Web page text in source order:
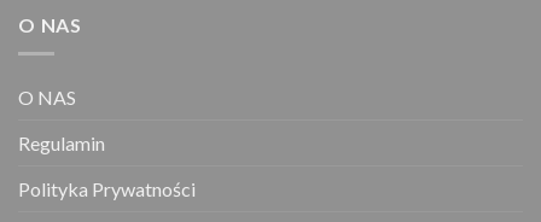
O NAS
O NAS
Regulamin
Polityka Prywatności